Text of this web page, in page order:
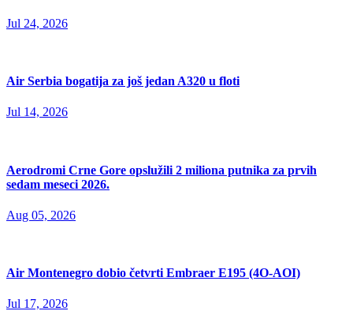
Jul 24, 2026
Air Serbia bogatija za još jedan A320 u floti
Jul 14, 2026
Aerodromi Crne Gore opslužili 2 miliona putnika za prvih
sedam meseci 2026.
Aug 05, 2026
Air Montenegro dobio četvrti Embraer E195 (4O-AOI)
Jul 17, 2026